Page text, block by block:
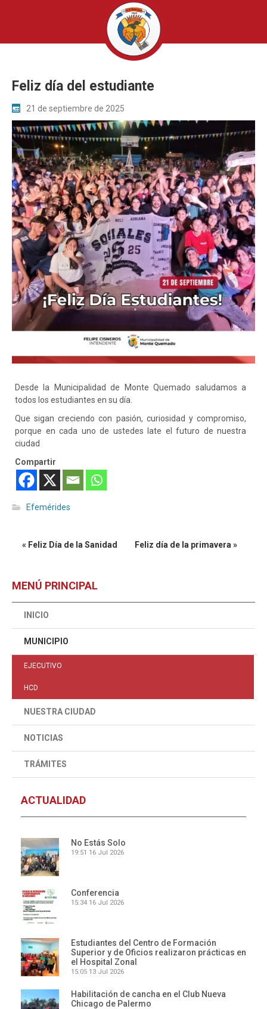
Feliz día del estudiante
21 de septiembre de 2025
Desde la Municipalidad de Monte Quemado saludamos a
todos los estudiantes en su día.
Que sigan creciendo con pasión, curiosidad y compromiso,
porque en cada uno de ustedes late el futuro de nuestra
ciudad
Compartir
Efemérides
« Feliz Día de la Sanidad Feliz día de la primavera »
MENÚ PRINCIPAL
INICIO
MUNICIPIO
EJECUTIVO
HCD
NUESTRA CIUDAD
NOTICIAS
TRÁMITES
ACTUALIDAD
No Estás Solo
19:51 16 Jul 2026
Conferencia
15:34 16 Jul 2026
Estudiantes del Centro de Formación
Superior y de Oficios realizaron prácticas en
el Hospital Zonal
15:05 13 Jul 2026
Habilitación de cancha en el Club Nueva
Chicago de Palermo